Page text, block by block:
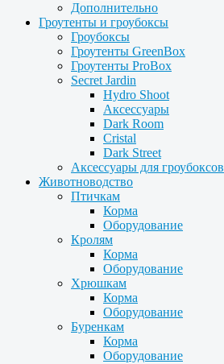
Дополнительно
Гроутенты и гроубоксы
Гроубоксы
Гроутенты GreenBox
Гроутенты ProBox
Secret Jardin
Hydro Shoot
Аксессуары
Dark Room
Cristal
Dark Street
Аксессуары для гроубоксов
Животноводство
Птичкам
Корма
Оборудование
Кролям
Корма
Оборудование
Хрюшкам
Корма
Оборудование
Буренкам
Корма
Оборудование